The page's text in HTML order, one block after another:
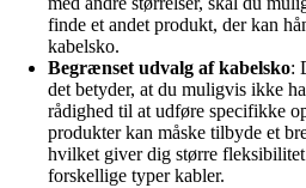
finde et andet produkt, der kan
kabelsko.
Begrænset udvalg af kabelsko:
det betyder, at du muligvis ikke
rådighed til at udføre specifikke
produkter kan måske tilbyde et
hvilket giver dig større
forskellige typer kabler.